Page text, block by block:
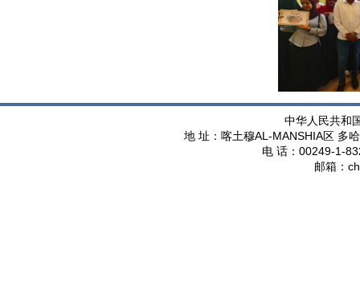
中华人民共和
地 址：喀土穆AL-MANSHIA区 多
电 话： 00249-1-
邮箱：